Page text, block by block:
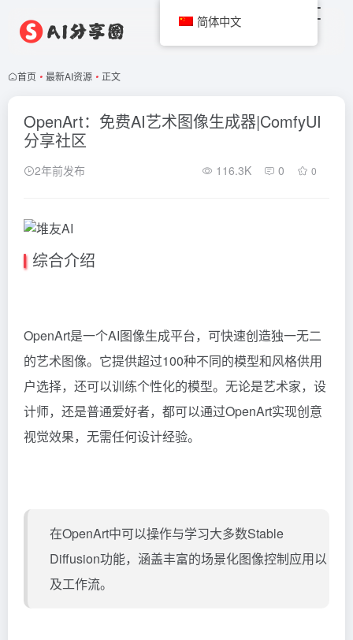
首页 • 最新AI资源 • 正文
OpenArt：免费AI艺术图像生成器|ComfyUI
分享社区
2年前发布 116.3K 0 0
综合介绍
OpenArt是一个AI图像生成平台，可快速创造独一无二
的艺术图像。它提供超过100种不同的模型和风格供用
户选择，还可以训练个性化的模型。无论是艺术家，设
计师，还是普通爱好者，都可以通过OpenArt实现创意
视觉效果，无需任何设计经验。
在OpenArt中可以操作与学习大多数Stable
Diffusion功能，涵盖丰富的场景化图像控制应用以
及工作流。
简体中文